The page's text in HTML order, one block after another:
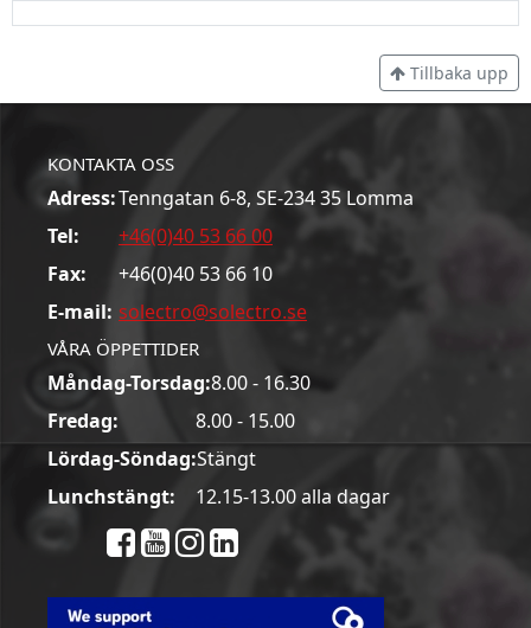
Tillbaka upp
KONTAKTA OSS
Adress:Tenngatan 6-8, SE-234 35 Lomma
Tel:
+46(0)40 53 66 00
Fax:
+46(0)40 53 66 10
E-mail: solectro@solectro.se
VÅRA ÖPPETTIDER
Måndag-Torsdag:8.00 - 16.30
Fredag:
8.00 - 15.00
Lördag-Söndag:Stängt
Lunchstängt:
12.15-13.00 alla dagar